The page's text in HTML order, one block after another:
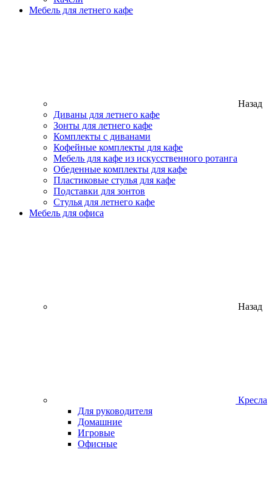
Мебель для летнего кафе
Назад
Диваны для летнего кафе
Зонты для летнего кафе
Комплекты с диванами
Кофейные комплекты для кафе
Мебель для кафе из искусственного ротанга
Обеденные комплекты для кафе
Пластиковые стулья для кафе
Подставки для зонтов
Стулья для летнего кафе
Мебель для офиса
Назад
Кресла
Для руководителя
Домашние
Игровые
Офисные